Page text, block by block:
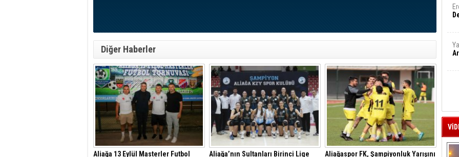
Diğer Haberler
Aliağa 13 Eylül Masterler Futbol
Aliağa’nın Sultanları Birinci Lige
Aliağaspor FK, Şampiyonluk Yarışını